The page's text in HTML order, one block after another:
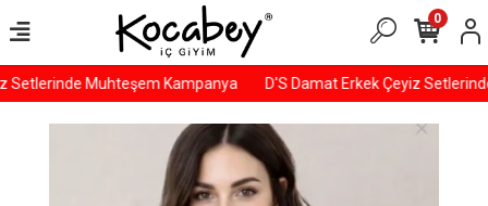
Muhteşem Kampanya D'S Damat Erkek Çeyiz
0